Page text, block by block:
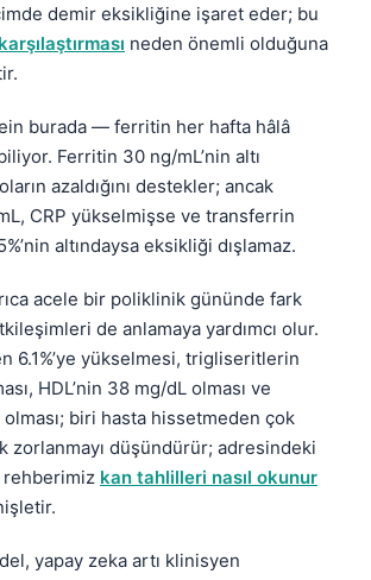
demir eksikliğine işaret eder; bu
neden önemli olduğuna
burada — ferritin her hafta hâlâ
Ferritin 30 ng/mL’nin altı
azaldığını destekler; ancak
CRP yükselmişse ve transferrin
altındaysa eksikliği dışlamaz.
acele bir poliklinik gününde fark
de anlamaya yardımcı olur.
6.1%’ye yükselmesi, trigliseritlerin
HDL’nin 38 mg/dL olması ve
olması; biri hasta hissetmeden çok
zorlanmayı düşündürür; adresindeki
rehberimiz kan tahlilleri nasıl okunur
yapay zeka artı klinisyen